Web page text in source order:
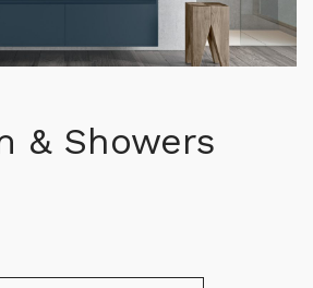
& Showers